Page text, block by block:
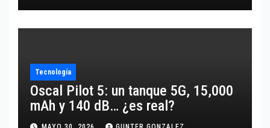
Tecnología
Oscal Pilot 5: un tanque 5G, 15,000
mAh y 140 dB… ¿es real?